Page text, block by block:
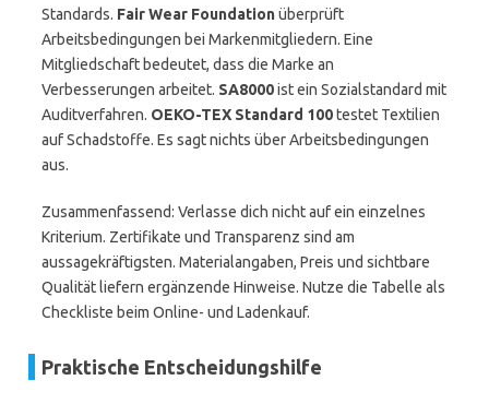
Standards. Fair Wear Foundationüberprüft
Arbeitsbedingungen bei Markenmitgliedern. Eine
Mitgliedschaft bedeutet, dass die Marke an
Verbesserungen arbeitet. SA8000ist ein Sozialstandard mit
Auditverfahren. OEKO-TEX Standard 100testet Textilien
auf Schadstoffe. Es sagt nichts über Arbeitsbedingungen
aus.
Zusammenfassend: Verlasse dich nicht auf ein einzelnes
Kriterium. Zertifikate und Transparenz sind am
aussagekräftigsten. Materialangaben, Preis und sichtbare
Qualität liefern ergänzende Hinweise. Nutze die Tabelle als
Checkliste beim Online- und Ladenkauf.
Praktische Entscheidungshilfe